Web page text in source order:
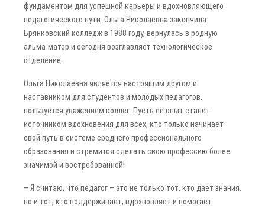
фундаментом для успешной карьеры и вдохновляющего
педагогического пути. Ольга Николаевна закончила
Брянковский колледж в 1988 году, вернулась в родную
альма-матер и сегодня возглавляет технологическое
отделение.
Ольга Николаевна является настоящим другом и
наставником для студентов и молодых педагогов,
пользуется уважением коллег. Пусть её опыт станет
источником вдохновения для всех, кто только начинает
свой путь в системе среднего профессионального
образования и стремится сделать свою профессию более
значимой и востребованной!
– Я считаю, что педагог – это не только тот, кто дает знания,
но и тот, кто поддерживает, вдохновляет и помогает